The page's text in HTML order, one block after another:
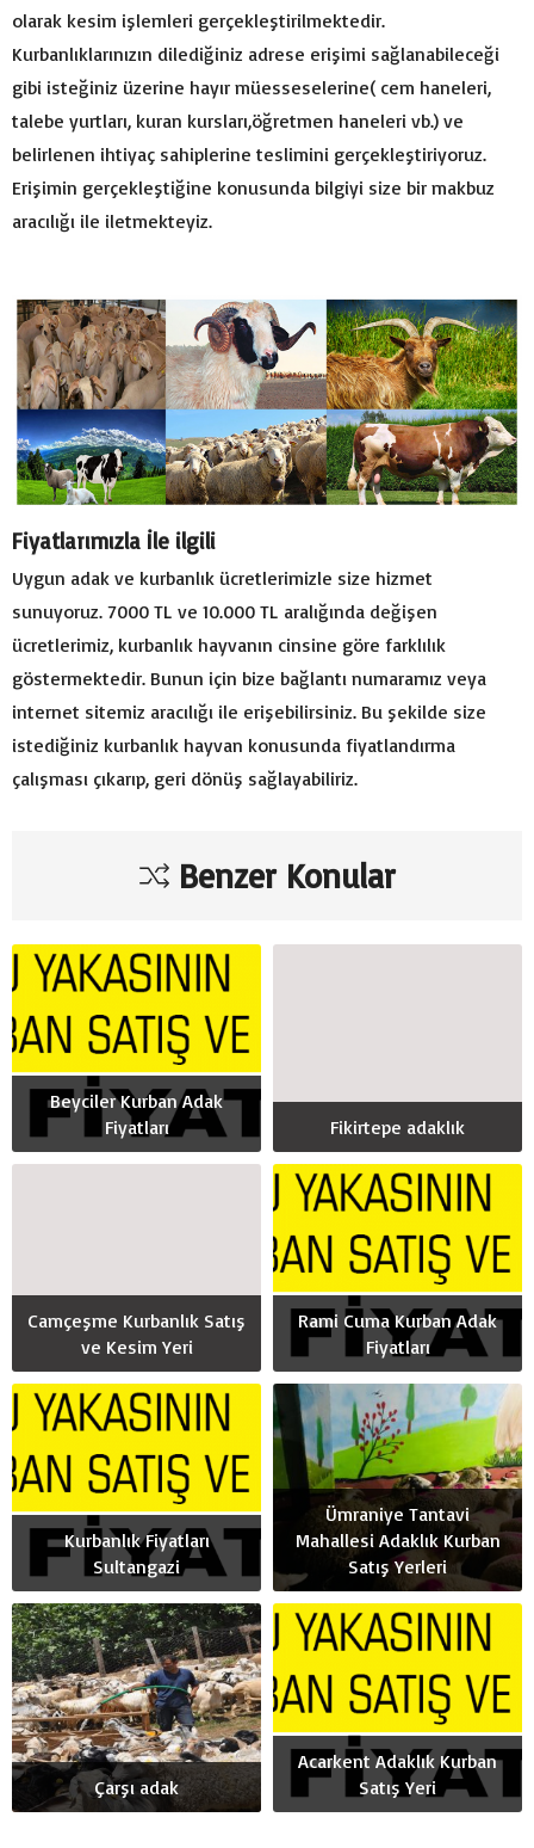
olarak kesim işlemleri gerçekleştirilmektedir.
Kurbanlıklarınızın dilediğiniz adrese erişimi sağlanabileceği
gibi isteğiniz üzerine hayır müesseselerine( cem haneleri,
talebe yurtları, kuran kursları,öğretmen haneleri vb.) ve
belirlenen ihtiyaç sahiplerine teslimini gerçekleştiriyoruz.
Erişimin gerçekleştiğine konusunda bilgiyi size bir makbuz
aracılığı ile iletmekteyiz.
Fiyatlarımızla İle ilgili
Uygun adak ve kurbanlık ücretlerimizle size hizmet
sunuyoruz. 7000 TL ve 10.000 TL aralığında değişen
ücretlerimiz, kurbanlık hayvanın cinsine göre farklılık
göstermektedir. Bunun için bize bağlantı numaramız veya
internet sitemiz aracılığı ile erişebilirsiniz. Bu şekilde size
istediğiniz kurbanlık hayvan konusunda fiyatlandırma
çalışması çıkarıp, geri dönüş sağlayabiliriz.
Benzer Konular
Beyciler Kurban Adak
Fiyatları
Fikirtepe adaklık
Camçeşme Kurbanlık Satış
ve Kesim Yeri
Rami Cuma Kurban Adak
Fiyatları
Kurbanlık Fiyatları
Sultangazi
Ümraniye Tantavi
Mahallesi Adaklık Kurban
Satış Yerleri
Çarşı adak
Acarkent Adaklık Kurban
Satış Yeri